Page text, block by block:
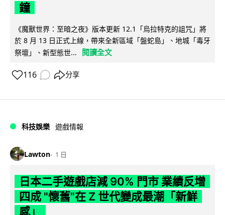
鐘
《魔獸世界：至暗之夜》版本更新 12.1「烏拉特克的詛咒」將
於 8 月 13 日正式上線，帶來全新區域「盤蛇島」、地城「毒牙
祭壇」、新型態世...
閱讀全文
116 分享
科技娛樂 遊戲情報
Lawton 1 日
日本二手遊戲店減 90% 門市 業績反增
四成 "懷舊"在 Z 世代變成最潮「新鮮
感」